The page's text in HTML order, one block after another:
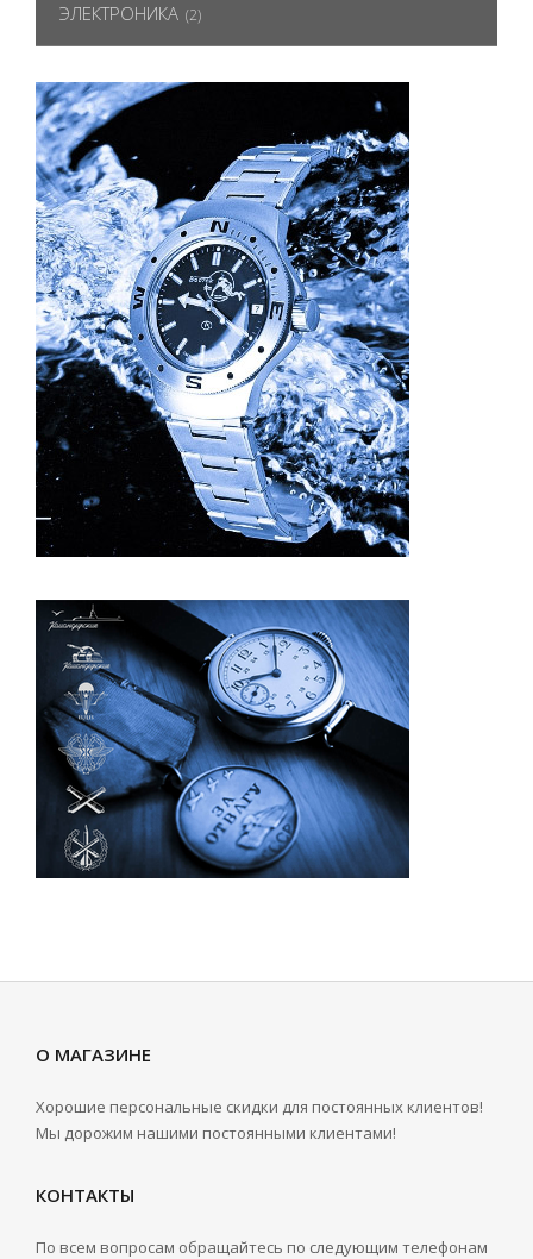
ЭЛЕКТРОНИКА (2)
О МАГАЗИНЕ
Хорошие персональные скидки для постоянных клиентов!
Мы дорожим нашими постоянными клиентами!
КОНТАКТЫ
По всем вопросам обращайтесь по следующим телефонам